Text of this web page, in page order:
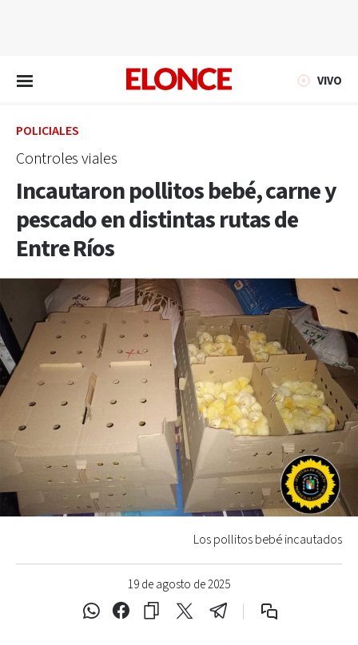
VIVO
POLICIALES
Controles viales
Incautaron pollitos bebé, carne y
pescado en distintas rutas de
Entre Ríos
19 de agosto de 2025
Los pollitos bebé incautados